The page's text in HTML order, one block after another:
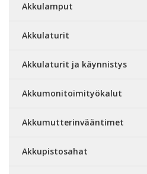
Akkulamput
Akkulaturit
Akkulaturit ja käynnistys
Akkumonitoimityökalut
Akkumutterinvääntimet
Akkupistosahat